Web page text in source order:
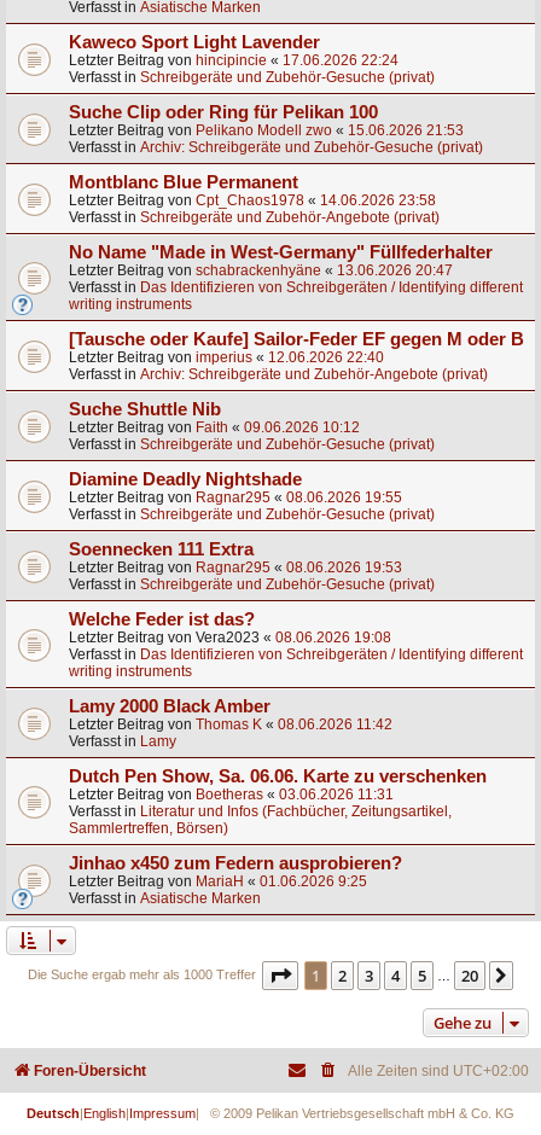
Verfasst in Asiatische Marken
Kaweco Sport Light Lavender
Letzter Beitrag von hincipincie « 17.06.2026 22:24
Verfasst in Schreibgeräte und Zubehör-Gesuche (privat)
Suche Clip oder Ring für Pelikan 100
Letzter Beitrag von Pelikano Modell zwo « 15.06.2026 21:53
Verfasst in Archiv: Schreibgeräte und Zubehör-Gesuche (privat)
Montblanc Blue Permanent
Letzter Beitrag von Cpt_Chaos1978 « 14.06.2026 23:58
Verfasst in Schreibgeräte und Zubehör-Angebote (privat)
No Name "Made in West-Germany" Füllfederhalter
Letzter Beitrag von schabrackenhyäne « 13.06.2026 20:47
Verfasst in Das Identifizieren von Schreibgeräten / Identifying different
writing instruments
[Tausche oder Kaufe] Sailor-Feder EF gegen M oder B
Letzter Beitrag von imperius « 12.06.2026 22:40
Verfasst in Archiv: Schreibgeräte und Zubehör-Angebote (privat)
Suche Shuttle Nib
Letzter Beitrag von Faith « 09.06.2026 10:12
Verfasst in Schreibgeräte und Zubehör-Gesuche (privat)
Diamine Deadly Nightshade
Letzter Beitrag von Ragnar295 « 08.06.2026 19:55
Verfasst in Schreibgeräte und Zubehör-Gesuche (privat)
Soennecken 111 Extra
Letzter Beitrag von Ragnar295 « 08.06.2026 19:53
Verfasst in Schreibgeräte und Zubehör-Gesuche (privat)
Welche Feder ist das?
Letzter Beitrag von Vera2023 « 08.06.2026 19:08
Verfasst in Das Identifizieren von Schreibgeräten / Identifying different
writing instruments
Lamy 2000 Black Amber
Letzter Beitrag von Thomas K « 08.06.2026 11:42
Verfasst in Lamy
Dutch Pen Show, Sa. 06.06. Karte zu verschenken
Letzter Beitrag von Boetheras « 03.06.2026 11:31
Verfasst in Literatur und Infos (Fachbücher, Zeitungsartikel,
Sammlertreffen, Börsen)
Jinhao x450 zum Federn ausprobieren?
Letzter Beitrag von MariaH « 01.06.2026 9:25
Verfasst in Asiatische Marken
Die Suche ergab mehr als 1000 Treffer Seite 1von 20
1 2 3 4 5 … 20
Gehe zu
Foren-Übersicht Alle Zeiten sind UTC+02:00
Deutsch English Impressum | © 2009 Pelikan Vertriebsgesellschaft mbH & Co. KG